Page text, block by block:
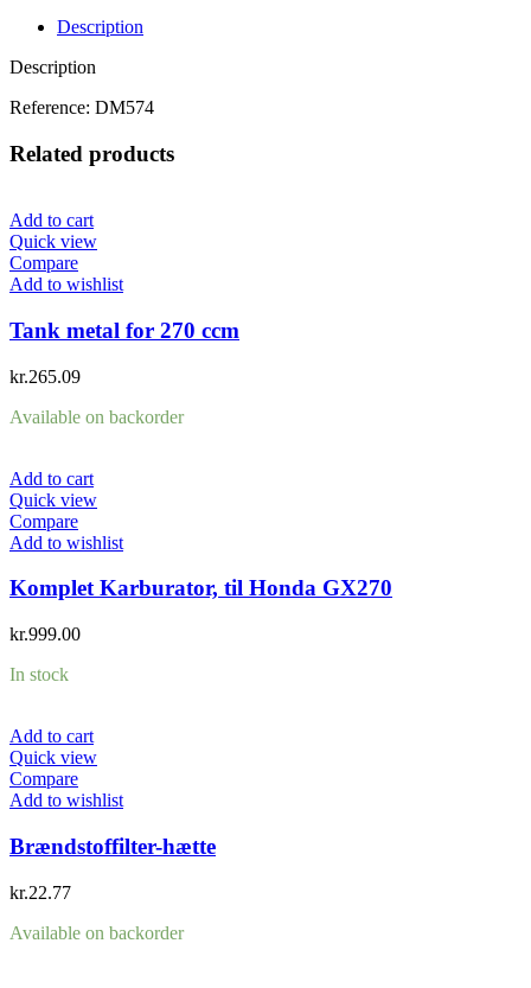
Description
Description
Reference: DM574
Related products
Add to cart
Quick view
Compare
Add to wishlist
Tank metal for 270 ccm
kr.265.09
Available on backorder
Add to cart
Quick view
Compare
Add to wishlist
Komplet Karburator, til Honda GX270
kr.999.00
In stock
Add to cart
Quick view
Compare
Add to wishlist
Brændstoffilter-hætte
kr.22.77
Available on backorder